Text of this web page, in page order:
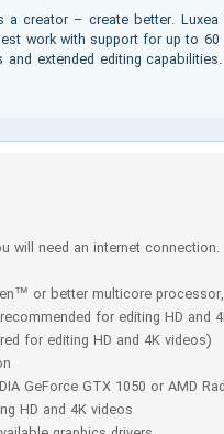
a creator – create better.
work with support for up to
extended editing
will need an internet connection.
or better multicore
for editing HD and
for editing HD and 4K videos)
GeForce GTX 1050 or AMD
HD and 4K videos